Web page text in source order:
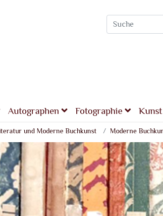
Autographen Fotographie Kunst
und Moderne Buchkunst Moderne